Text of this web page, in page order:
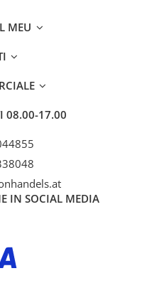
MEU
08.00-17.00
IN SOCIAL MEDIA